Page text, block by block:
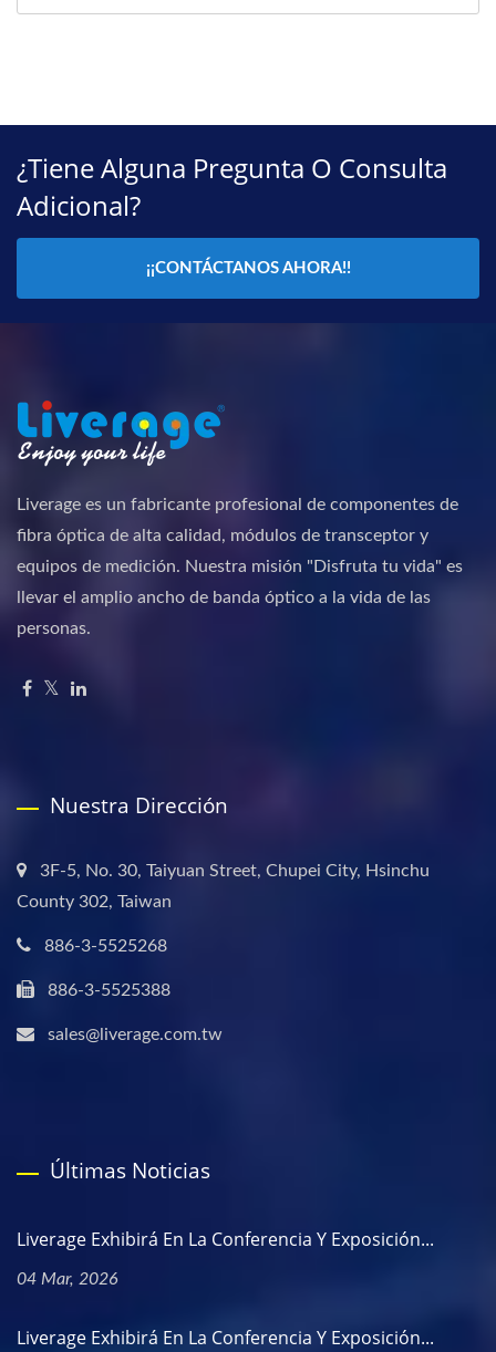
¿Tiene Alguna Pregunta O Consulta
Adicional?
¡¡CONTÁCTANOS AHORA!!
Liverage es un fabricante profesional de componentes de
fibra óptica de alta calidad, módulos de transceptor y
equipos de medición. Nuestra misión "Disfruta tu vida" es
llevar el amplio ancho de banda óptico a la vida de las
personas.
Nuestra Dirección
3F-5, No. 30, Taiyuan Street, Chupei City, Hsinchu
County 302, Taiwan
886-3-5525268
886-3-5525388
sales@liverage.com.tw
Últimas Noticias
Liverage Exhibirá En La Conferencia Y Exposición...
04 Mar, 2026
Liverage Exhibirá En La Conferencia Y Exposición...